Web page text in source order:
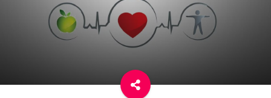
دکوراسیون و چیدمان
سفر و گردشگری